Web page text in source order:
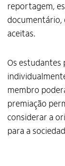
reportagem,
documentário,
aceitas.
Os estudantes
membro
premiação
considerar a
para a